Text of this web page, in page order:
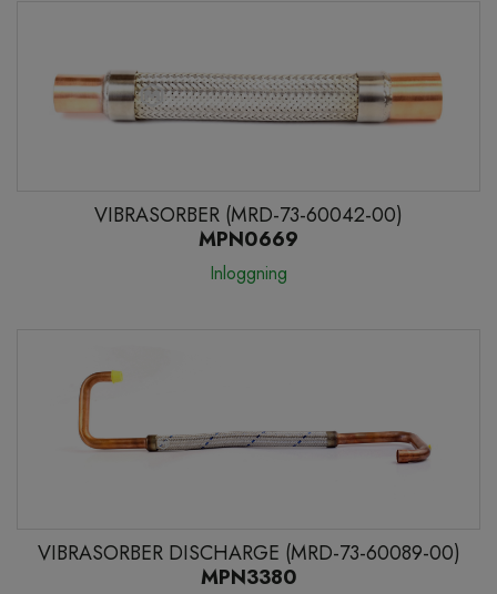
VIBRASORBER (MRD-73-60042-00)
MPN0669
Inloggning
VIBRASORBER DISCHARGE (MRD-73-60089-00)
MPN3380